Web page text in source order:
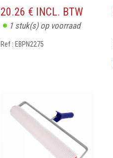
20.26 € INCL. BTW
1stuk(s) op voorraad
Ref : EBPN2275